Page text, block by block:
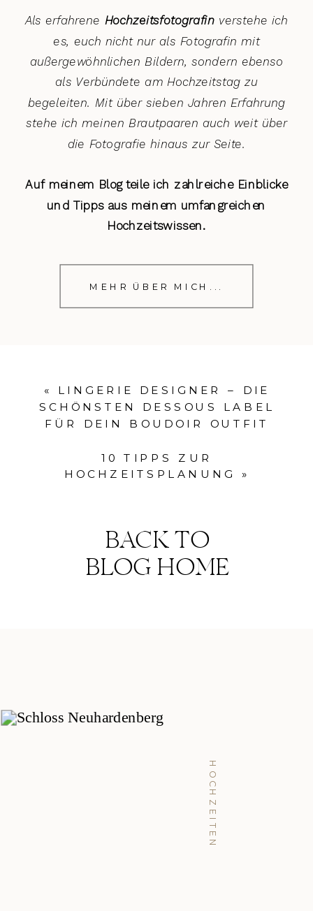
MEHR ÜBER MICH...
Als erfahrene Hochzeitsfotografin verstehe ich
es, euch nicht nur als Fotografin mit
außergewöhnlichen Bildern, sondern ebenso
als Verbündete am Hochzeitstag zu
begeleiten. Mit über sieben Jahren Erfahrung
stehe ich meinen Brautpaaren auch weit über
die Fotografie hinaus zur Seite.
Auf meinem Blog teile ich zahlreiche Einblicke
und Tipps aus meinem umfangreichen
Hochzeitswissen.
« LINGERIE DESIGNER – DIE
SCHÖNSTEN DESSOUS LABEL
FÜR DEIN BOUDOIR OUTFIT
10 TIPPS ZUR
HOCHZEITSPLANUNG
»
BACK TO
BLOG HOME
HOCHZEITEN